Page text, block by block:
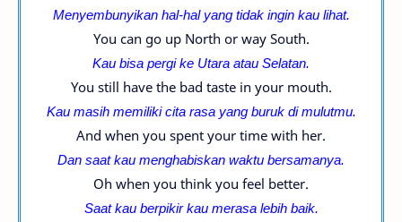
Menyembunyikan hal-hal yang tidak ingin kau lihat.
You can go up North or way South.
Kau bisa pergi ke Utara atau Selatan.
You still have the bad taste in your mouth.
Kau masih memiliki cita rasa yang buruk di mulutmu.
And when you spent your time with her.
Dan saat kau menghabiskan waktu bersamanya.
Oh when you think you feel better.
Saat kau berpikir kau merasa lebih baik.